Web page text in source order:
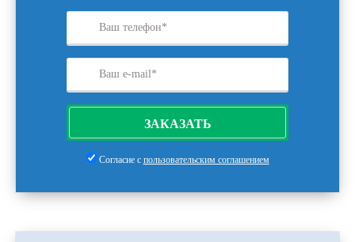
ЗАКАЗАТЬ
Согласие с пользовательским соглашением